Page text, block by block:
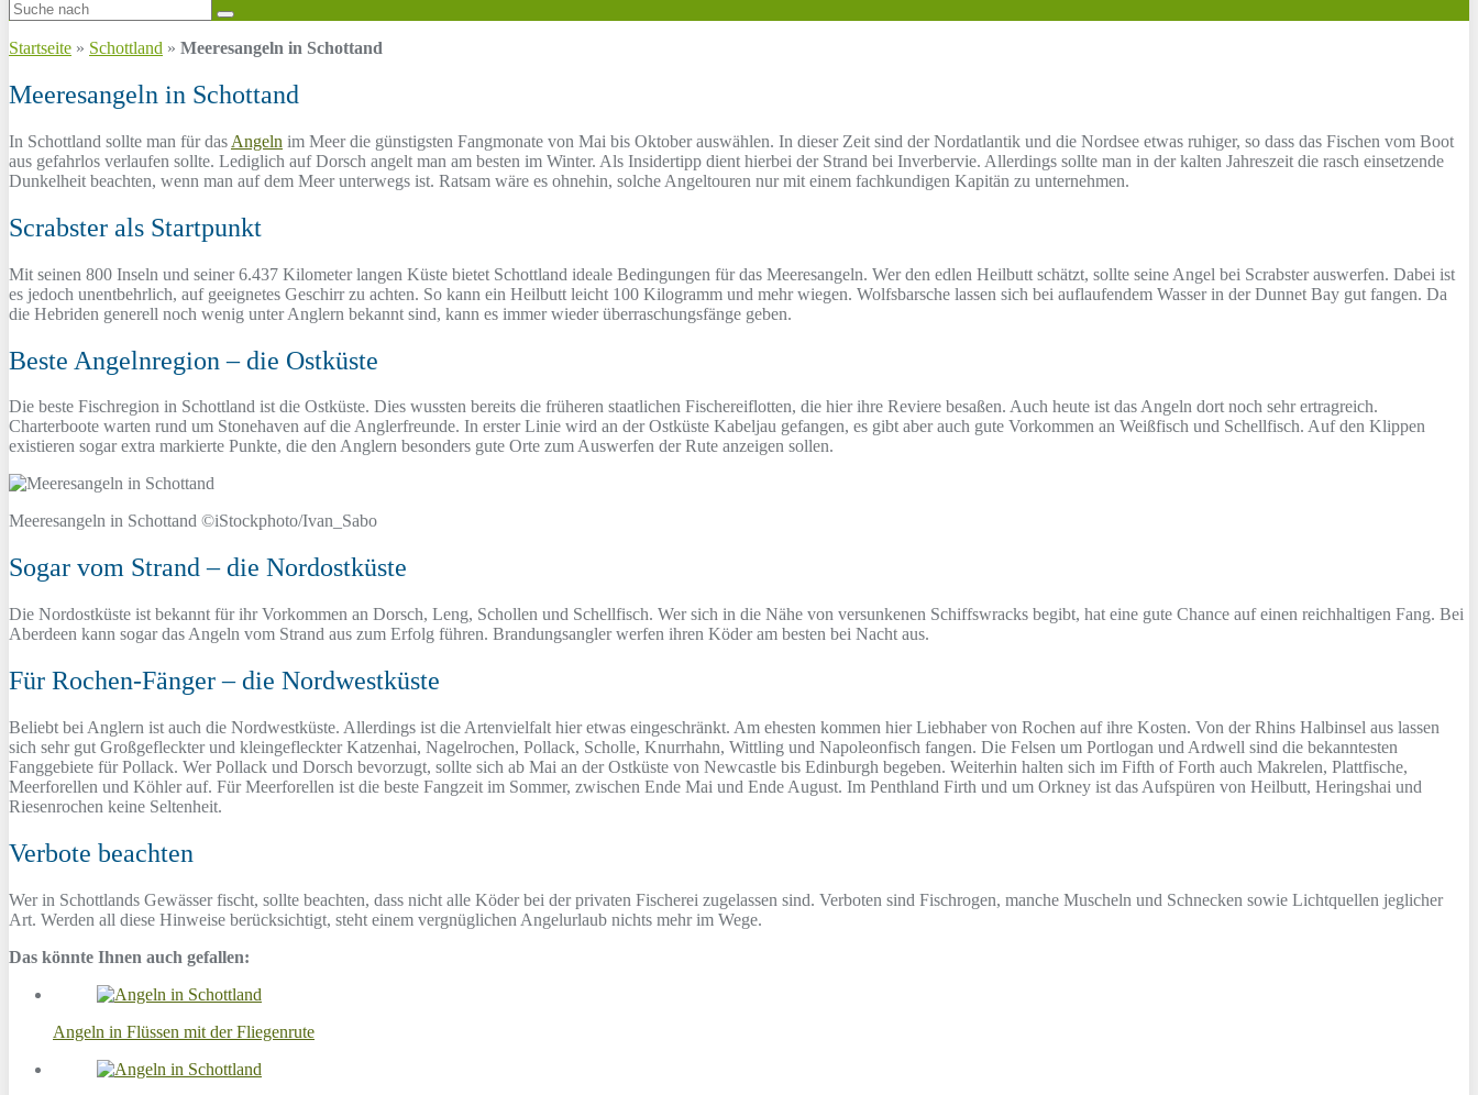
Startseite » Schottland » Meeresangeln in Schottand
Meeresangeln in Schottand
In Schottland sollte man für das Angeln im Meer die günstigsten Fangmonate von Mai bis Oktober auswählen. In dieser Zeit sind der Nordatlantik und die Nordsee etwas ruhiger, so dass das Fischen vom Boot
aus gefahrlos verlaufen sollte. Lediglich auf Dorsch angelt man am besten im Winter. Als Insidertipp dient hierbei der Strand bei Inverbervie. Allerdings sollte man in der kalten Jahreszeit die rasch einsetzende
Dunkelheit beachten, wenn man auf dem Meer unterwegs ist. Ratsam wäre es ohnehin, solche Angeltouren nur mit einem fachkundigen Kapitän zu unternehmen.
Scrabster als Startpunkt
Mit seinen 800 Inseln und seiner 6.437 Kilometer langen Küste bietet Schottland ideale Bedingungen für das Meeresangeln. Wer den edlen Heilbutt schätzt, sollte seine Angel bei Scrabster auswerfen. Dabei ist
es jedoch unentbehrlich, auf geeignetes Geschirr zu achten. So kann ein Heilbutt leicht 100 Kilogramm und mehr wiegen. Wolfsbarsche lassen sich bei auflaufendem Wasser in der Dunnet Bay gut fangen. Da
die Hebriden generell noch wenig unter Anglern bekannt sind, kann es immer wieder überraschungsfänge geben.
Beste Angelnregion – die Ostküste
Die beste Fischregion in Schottland ist die Ostküste. Dies wussten bereits die früheren staatlichen Fischereiflotten, die hier ihre Reviere besaßen. Auch heute ist das Angeln dort noch sehr ertragreich.
Charterboote warten rund um Stonehaven auf die Anglerfreunde. In erster Linie wird an der Ostküste Kabeljau gefangen, es gibt aber auch gute Vorkommen an Weißfisch und Schellfisch. Auf den Klippen
existieren sogar extra markierte Punkte, die den Anglern besonders gute Orte zum Auswerfen der Rute anzeigen sollen.
Meeresangeln in Schottand ©iStockphoto/Ivan_Sabo
Sogar vom Strand – die Nordostküste
Die Nordostküste ist bekannt für ihr Vorkommen an Dorsch, Leng, Schollen und Schellfisch. Wer sich in die Nähe von versunkenen Schiffswracks begibt, hat eine gute Chance auf einen reichhaltigen Fang. Bei
Aberdeen kann sogar das Angeln vom Strand aus zum Erfolg führen. Brandungsangler werfen ihren Köder am besten bei Nacht aus.
Für Rochen-Fänger – die Nordwestküste
Beliebt bei Anglern ist auch die Nordwestküste. Allerdings ist die Artenvielfalt hier etwas eingeschränkt. Am ehesten kommen hier Liebhaber von Rochen auf ihre Kosten. Von der Rhins Halbinsel aus lassen
sich sehr gut Großgefleckter und kleingefleckter Katzenhai, Nagelrochen, Pollack, Scholle, Knurrhahn, Wittling und Napoleonfisch fangen. Die Felsen um Portlogan und Ardwell sind die bekanntesten
Fanggebiete für Pollack. Wer Pollack und Dorsch bevorzugt, sollte sich ab Mai an der Ostküste von Newcastle bis Edinburgh begeben. Weiterhin halten sich im Fifth of Forth auch Makrelen, Plattfische,
Meerforellen und Köhler auf. Für Meerforellen ist die beste Fangzeit im Sommer, zwischen Ende Mai und Ende August. Im Penthland Firth und um Orkney ist das Aufspüren von Heilbutt, Heringshai und
Riesenrochen keine Seltenheit.
Verbote beachten
Wer in Schottlands Gewässer fischt, sollte beachten, dass nicht alle Köder bei der privaten Fischerei zugelassen sind. Verboten sind Fischrogen, manche Muscheln und Schnecken sowie Lichtquellen jeglicher
Art. Werden all diese Hinweise berücksichtigt, steht einem vergnüglichen Angelurlaub nichts mehr im Wege.
Das könnte Ihnen auch gefallen:
Angeln in Flüssen mit der Fliegenrute